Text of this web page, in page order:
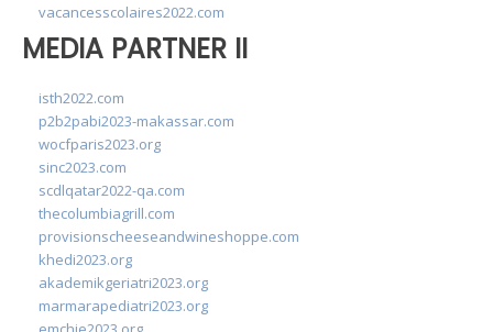
vacancesscolaires2022.com
MEDIA PARTNER II
isth2022.com
p2b2pabi2023-makassar.com
wocfparis2023.org
sinc2023.com
scdlqatar2022-qa.com
thecolumbiagrill.com
provisionscheeseandwineshoppe.com
khedi2023.org
akademikgeriatri2023.org
marmarapediatri2023.org